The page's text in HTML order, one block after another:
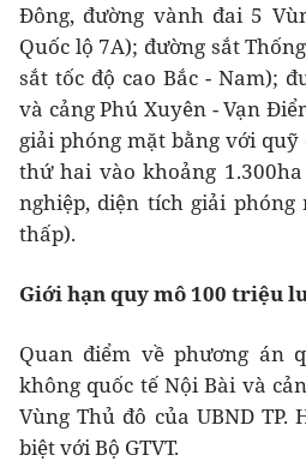
Đông, đường vành đai 5
Quốc lộ 7A); đường sắt
sắt tốc độ cao Bắc - Nam);
và cảng Phú Xuyên - Vạn
giải phóng mặt bằng với
thứ hai vào khoảng
nghiệp, diện tích giải
thấp).
Giới hạn quy mô 100 triệu
Quan điểm về phương án
không quốc tế Nội Bài và
Vùng Thủ đô của UBND TP.
biệt với Bộ GTVT.